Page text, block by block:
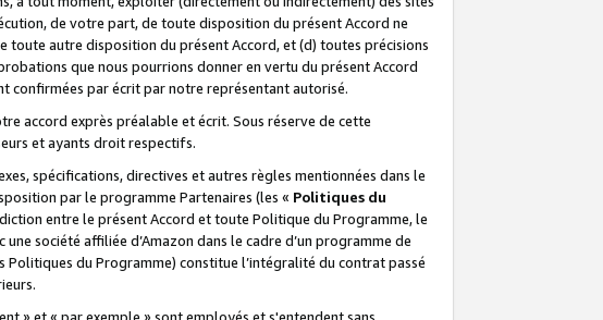
de votre part, de toute disposition du présent Accord ne
toute autre disposition du présent Accord, et (d) toutes précisions
que nous pourrions donner en vertu du présent Accord
confirmées par écrit par notre représentant autorisé.
accord exprès préalable et écrit. Sous réserve de cette
et ayants droit respectifs.
spécifications, directives et autres règles mentionnées dans le
par le programme Partenaires (les « Politiques du
entre le présent Accord et toute Politique du Programme, le
société affiliée d’Amazon dans le cadre d’un programme de
du Programme) constitue l’intégralité du contrat passé